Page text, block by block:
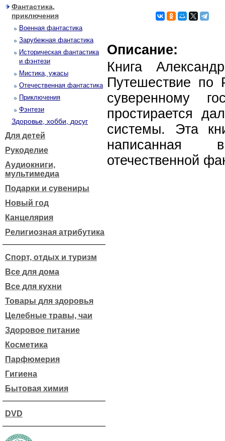
Фантастика,
приключения
Военная фантастика
Зарубежная фантастика
Историческая фантастика
и фэнтези
Мистика, ужасы
Отечественная фантастика
Приключения
Фэнтези
Здоровье, хобби, досуг
Для детей
Рукоделие
Аудиокниги,
мультимедиа
Подарки и сувениры
Новый год
Канцелярия
Религиозная атрибутика
Спорт, отдых и туризм
Все для дома
Все для кухни
Товары для здоровья
Целебные травы, чаи
Здоровое питание
Косметика
Парфюмерия
Гигиена
Бытовая химия
DVD
Описание:
Книга
Путешествие по
суверенному
простирается
системы. Эта
написанная
отечественной